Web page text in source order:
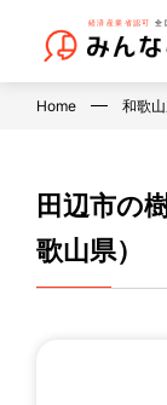
Home 和歌
田辺市の
歌山県）